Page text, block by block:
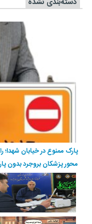
پارک ممنوع در خیابان
محور پزشکان بروجرد بدون